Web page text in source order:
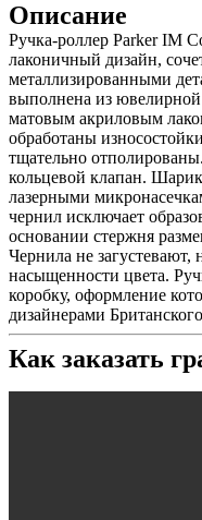
Описание
Ручка-роллер Parker IM
лаконичный дизайн,
металлизированными
выполнена из
матовым акриловым
обработаны
тщательно
кольцевой клапан.
лазерными
чернил исключает
основании стержня
Чернила не
насыщенности цвета.
коробку, оформление
дизайнерами
Как заказать